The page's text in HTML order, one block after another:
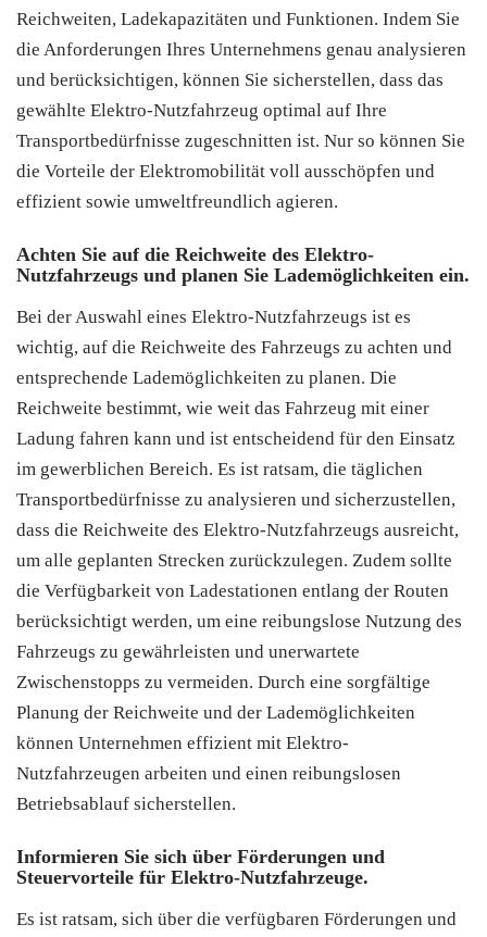
Reichweiten, Ladekapazitäten und Funktionen. Indem Sie
die Anforderungen Ihres Unternehmens genau analysieren
und berücksichtigen, können Sie sicherstellen, dass das
gewählte Elektro-Nutzfahrzeug optimal auf Ihre
Transportbedürfnisse zugeschnitten ist. Nur so können Sie
die Vorteile der Elektromobilität voll ausschöpfen und
effizient sowie umweltfreundlich agieren.
Achten Sie auf die Reichweite des Elektro-
Nutzfahrzeugs und planen Sie Lademöglichkeiten ein.
Bei der Auswahl eines Elektro-Nutzfahrzeugs ist es
wichtig, auf die Reichweite des Fahrzeugs zu achten und
entsprechende Lademöglichkeiten zu planen. Die
Reichweite bestimmt, wie weit das Fahrzeug mit einer
Ladung fahren kann und ist entscheidend für den Einsatz
im gewerblichen Bereich. Es ist ratsam, die täglichen
Transportbedürfnisse zu analysieren und sicherzustellen,
dass die Reichweite des Elektro-Nutzfahrzeugs ausreicht,
um alle geplanten Strecken zurückzulegen. Zudem sollte
die Verfügbarkeit von Ladestationen entlang der Routen
berücksichtigt werden, um eine reibungslose Nutzung des
Fahrzeugs zu gewährleisten und unerwartete
Zwischenstopps zu vermeiden. Durch eine sorgfältige
Planung der Reichweite und der Lademöglichkeiten
können Unternehmen effizient mit Elektro-
Nutzfahrzeugen arbeiten und einen reibungslosen
Betriebsablauf sicherstellen.
Informieren Sie sich über Förderungen und
Steuervorteile für Elektro-Nutzfahrzeuge.
Es ist ratsam, sich über die verfügbaren Förderungen und